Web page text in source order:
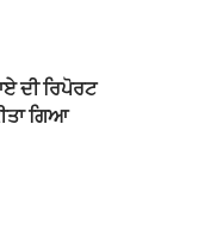
ਦੀ ਰਿਪੋਰਟ
ਗਿਆ